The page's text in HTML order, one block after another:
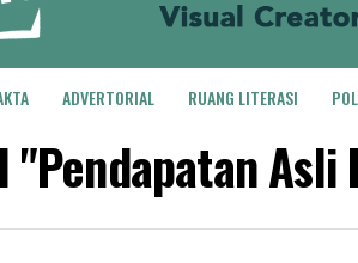
ADVERTORIAL RUANG LITERASI
Asli